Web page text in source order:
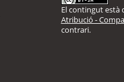
El contingut està
Atribució -
contrari.